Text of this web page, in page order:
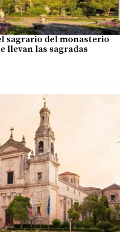
sagrario del monasterio
llevan las sagradas